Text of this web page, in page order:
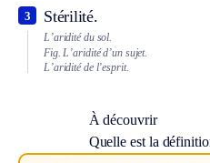
Stérilité.
3
L’aridité du sol.
Fig. L’aridité d’un sujet.
L’aridité de l’esprit.
À découvrir
Quelle est la